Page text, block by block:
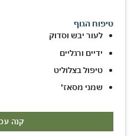
טיפוח הגוף
לעור יבש וסדוק
ידיים ורגליים
טיפול בצלוליט
שמני מסאז'
קנה עכשיו